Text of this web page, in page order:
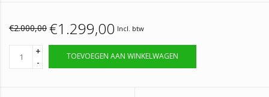
€2.000,00 €1.299,00 Incl. btw
+
-
TOEVOEGEN AAN WINKELWAGEN